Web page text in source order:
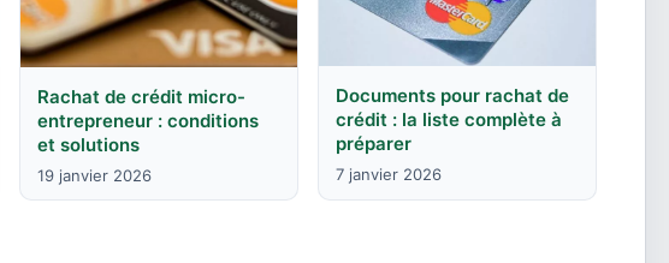
Rachat de crédit micro-
entrepreneur : conditions
et solutions
19 janvier 2026
Documents pour rachat de
crédit : la liste complète à
préparer
7 janvier 2026